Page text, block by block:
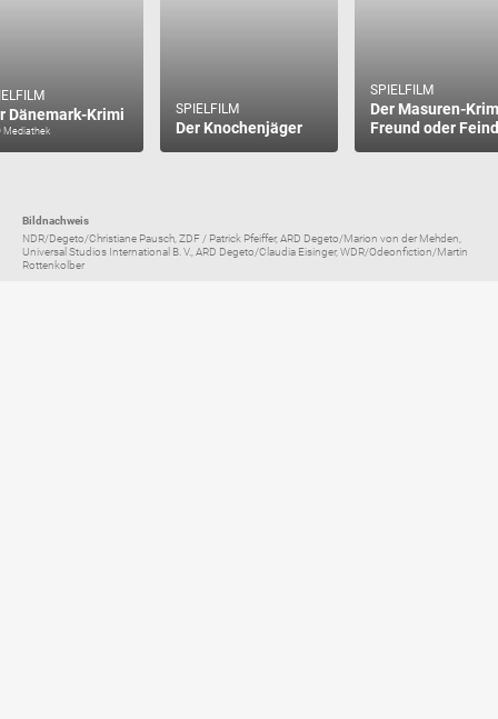
Dänemark-Krimi
Mediathek
SPIELFILM
Der Knochenjäger
SPIELFILM
Der Masuren-
Freund oder Feind
Bildnachweis
NDR/Degeto/Christiane Pausch, ZDF / Patrick Pfeiffer, ARD Degeto/Marion von der Mehden,
Universal Studios International B. V., ARD Degeto/Claudia Eisinger, WDR/Odeonfiction/Martin
Rottenkolber